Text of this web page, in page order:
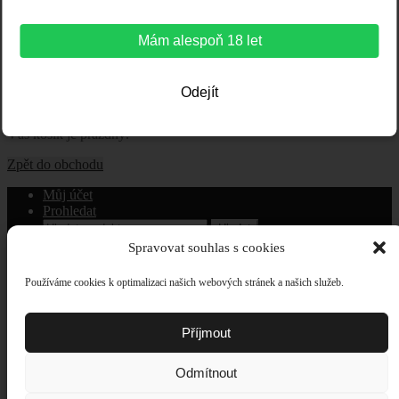
Spravovat souhlas s cookies
Používáme cookies k optimalizaci našich webových stránek a našich služeb.
Příjmout
Odmítnout
3Odeslaná objednávka
Domů/Košík
Váš košík je prázdný.
Zpět do obchodu
Můj účet
Prohledat
Hledat:
Hledat
Doprava a platba
Obchodní podmínky
Zásady cookies (EU)
Mám alespoň 18 let
Odejít